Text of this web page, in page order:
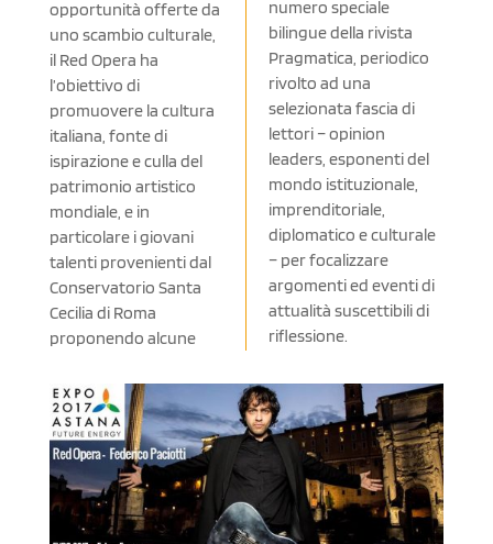
opportunità offerte da
uno scambio culturale,
il Red Opera ha
l’obiettivo di
promuovere la cultura
italiana, fonte di
ispirazione e culla del
patrimonio artistico
mondiale, e in
particolare i giovani
talenti provenienti dal
Conservatorio Santa
Cecilia di Roma
proponendo alcune
numero speciale
bilingue della rivista
Pragmatica, periodico
rivolto ad una
selezionata fascia di
lettori – opinion
leaders, esponenti del
mondo istituzionale,
imprenditoriale,
diplomatico e culturale
– per focalizzare
argomenti ed eventi di
attualità suscettibili di
riflessione.